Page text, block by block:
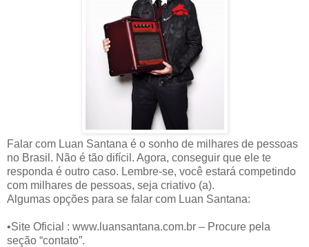
Falar com Luan Santana é o sonho de milhares de pessoas
no Brasil. Não é tão difícil. Agora, conseguir que ele te
responda é outro caso. Lembre-se, você estará competindo
com milhares de pessoas, seja criativo (a).
Algumas opções para se falar com Luan Santana:
•Site Oficial : www.luansantana.com.br – Procure pela
seção “contato”.